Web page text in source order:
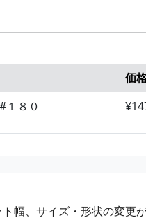
価
８０
幅、サイズ・形状の変更